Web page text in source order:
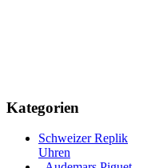
Kategorien
Schweizer Replik
Uhren